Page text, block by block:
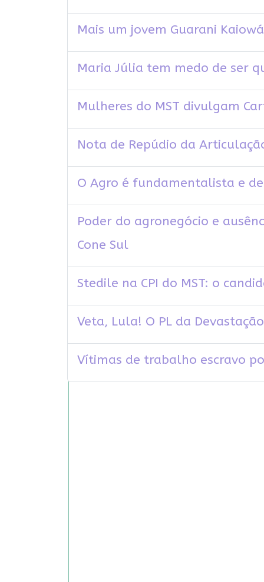
Mais um jovem Guarani
Maria Júlia tem medo de ser
Mulheres do MST divulgam
Nota de Repúdio da
O Agro é fundamentalista e
Poder do agronegócio e
Cone Sul
Stedile na CPI do MST: o
Veta, Lula! O PL da
Vítimas de trabalho escravo